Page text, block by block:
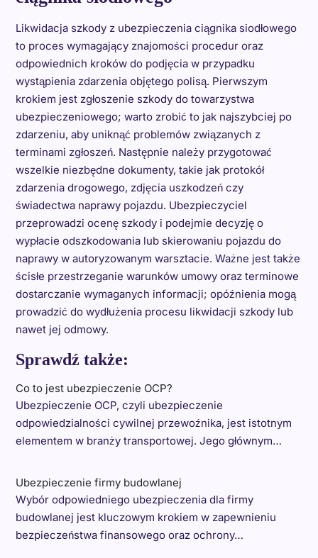
Likwidacja szkody z ubezpieczenia ciągnika siodłowego
to proces wymagający znajomości procedur oraz
odpowiednich kroków do podjęcia w przypadku
wystąpienia zdarzenia objętego polisą. Pierwszym
krokiem jest zgłoszenie szkody do towarzystwa
ubezpieczeniowego; warto zrobić to jak najszybciej po
zdarzeniu, aby uniknąć problemów związanych z
terminami zgłoszeń. Następnie należy przygotować
wszelkie niezbędne dokumenty, takie jak protokół
zdarzenia drogowego, zdjęcia uszkodzeń czy
świadectwa naprawy pojazdu. Ubezpieczyciel
przeprowadzi ocenę szkody i podejmie decyzję o
wypłacie odszkodowania lub skierowaniu pojazdu do
naprawy w autoryzowanym warsztacie. Ważne jest także
ścisłe przestrzeganie warunków umowy oraz terminowe
dostarczanie wymaganych informacji; opóźnienia mogą
prowadzić do wydłużenia procesu likwidacji szkody lub
nawet jej odmowy.
Sprawdź także:
Co to jest ubezpieczenie OCP?
Ubezpieczenie OCP, czyli ubezpieczenie
odpowiedzialności cywilnej przewoźnika, jest istotnym
elementem w branży transportowej. Jego głównym…
Ubezpieczenie firmy budowlanej
Wybór odpowiedniego ubezpieczenia dla firmy
budowlanej jest kluczowym krokiem w zapewnieniu
bezpieczeństwa finansowego oraz ochrony…